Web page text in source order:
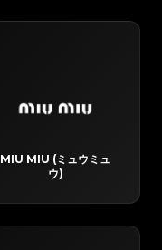
MIU MIU (ミュウミュ
ウ)